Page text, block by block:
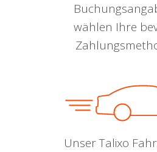
wählen Ihre
Unser Talixo